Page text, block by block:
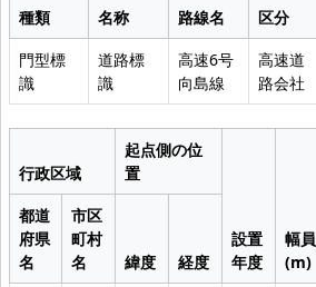
種類 路線名
名称 区分
門型標
識
道路標
識
高速6号
向島線
高速道
路会社
行政区域
起点側の位
置
設置
年度
幅員
(m)
都道
府県
名
市区
町村
名
緯度 経度